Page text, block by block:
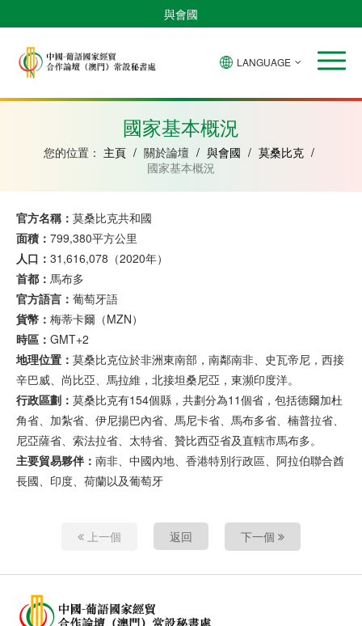
與會國
安
比
紹
內
亞
克
林
LANGUAGE
國家基本概況
您的位置： 主頁 / 關於論壇 / 與會國 / 莫桑比克 /
國家基本概況
官方名稱： 莫桑比克共和國
面積： 799,380平方公里
人口： 31,616,078（2020年）
首都： 馬布多
官方語言： 葡萄牙語
貨幣： 梅蒂卡爾（MZN）
時區： GMT+2
地理位置： 莫桑比克位於非洲東南部，南鄰南非、史瓦帝尼，西接
辛巴威、尚比亞、馬拉維，北接坦桑尼亞，東瀕印度洋。
行政區劃： 莫桑比克有154個縣，共劃分為11個省，包括德爾加杜
角省、加紮省、伊尼揚巴內省、馬尼卡省、馬布多省、楠普拉省、
尼亞薩省、索法拉省、太特省、贊比西亞省及直轄市馬布多。
主要貿易夥伴： 南非、中國內地、香港特別行政區、阿拉伯聯合酋
長國、印度、荷蘭以及葡萄牙
上一個 返回 下一個